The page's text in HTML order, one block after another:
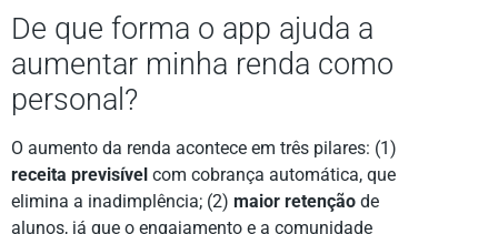
De que forma o app ajuda a
aumentar minha renda como
personal?
O aumento da renda acontece em três pilares: (1)
receita previsível com cobrança automática, que
elimina a inadimplência; (2) maior retenção de
alunos, já que o engajamento e a comunidade